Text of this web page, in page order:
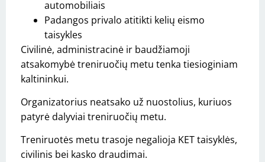
automobiliais
Padangos privalo atitikti kelių eismo
taisykles
Civilinė, administracinė ir baudžiamoji
atsakomybė treniruočių metu tenka tiesioginiam
kaltininkui.
Organizatorius neatsako už nuostolius, kuriuos
patyrė dalyviai treniruočių metu.
Treniruotės metu trasoje negalioja KET taisyklės,
civilinis bei kasko draudimai.